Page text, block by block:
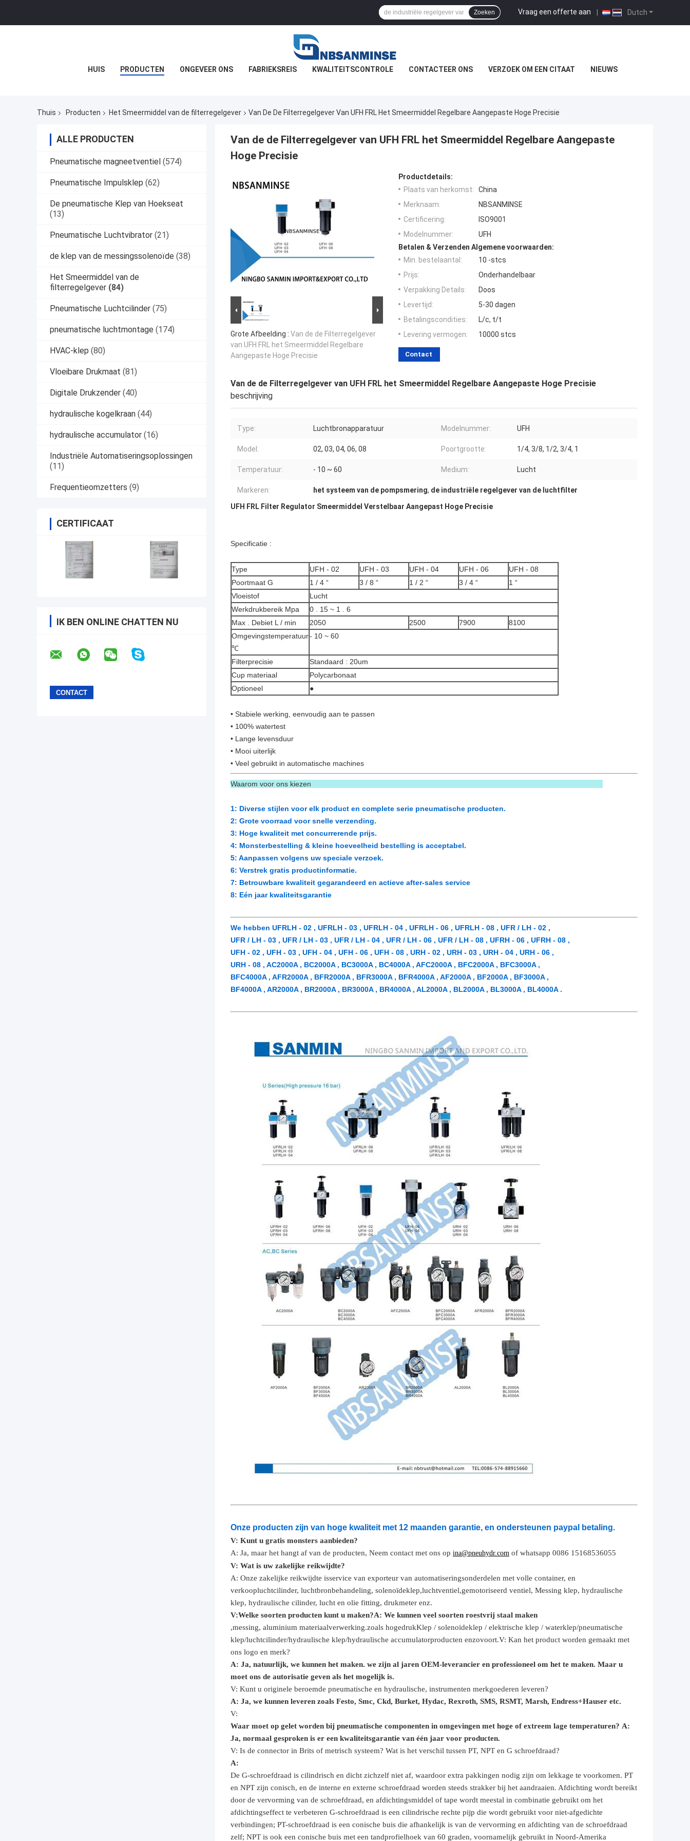
Dutch
Vraag een offerte aan |
Zoeken
HUIS PRODUCTEN ONGEVEER ONS FABRIEKSREIS KWALITEITSCONTROLE CONTACTEER ONS VERZOEK OM EEN CITAAT NIEUWS
Thuis Producten Het Smeermiddel van de filterregelgever Van De De Filterregelgever Van UFH FRL Het Smeermiddel Regelbare Aangepaste Hoge Precisie
ALLE PRODUCTEN
Pneumatische magneetventiel (574)
Pneumatische Impulsklep (62)
De pneumatische Klep van Hoekseat
(13)
Pneumatische Luchtvibrator (21)
de klep van de messingssolenoïde (38)
Het Smeermiddel van de
filterregelgever (84)
Pneumatische Luchtcilinder (75)
pneumatische luchtmontage (174)
HVAC-klep (80)
Vloeibare Drukmaat (81)
Digitale Drukzender (40)
hydraulische kogelkraan (44)
hydraulische accumulator (16)
Industriële Automatiseringsoplossingen
(11)
Frequentieomzetters (9)
CERTIFICAAT
IK BEN ONLINE CHATTEN NU
Van de de Filterregelgever van UFH FRL het Smeermiddel Regelbare Aangepaste
Hoge Precisie
Grote Afbeelding : Van de de Filterregelgever
van UFH FRL het Smeermiddel Regelbare
Aangepaste Hoge Precisie
Productdetails:
Plaats van herkomst:
China
Merknaam:
NBSANMINSE
Certificering:
ISO9001
Modelnummer:
UFH
Betalen & Verzenden Algemene voorwaarden:
Min. bestelaantal:
10 -stcs
Prijs:
Onderhandelbaar
Verpakking Details:
Doos
Levertijd:
5-30 dagen
Betalingscondities:
L/c, t/t
Levering vermogen:
10000 stcs
Contact
Van de de Filterregelgever van UFH FRL het Smeermiddel Regelbare Aangepaste Hoge Precisie
beschrijving
Type: Luchtbronapparatuur Modelnummer: UFH
Model: 02, 03, 04, 06, 08 Poortgrootte: 1/4, 3/8, 1/2, 3/4, 1
Temperatuur: - 10 ~ 60 Medium: Lucht
Markeren: het systeem van de pompsmering, de industriële regelgever van de luchtfilter
UFH FRL Filter Regulator Smeermiddel Verstelbaar Aangepast Hoge Precisie
Specificatie :
Type UFH - 02 UFH - 03 UFH - 04 UFH - 06
UFH - 08
Poortmaat G
1 / 4 “ 3 / 8 “ 1 / 2 “ 3 / 4 “
1 “
Vloeistof
Lucht
Werkdrukbereik Mpa
0 . 15 ~ 1 . 6
Max . Debiet L / min
2050 2500 7900
8100
Omgevingstemperatuur
℃
- 10 ~ 60
Filterprecisie
Standaard : 20um
Cup materiaal
Polycarbonaat
Optioneel
●
• Stabiele werking, eenvoudig aan te passen
• 100% watertest
• Lange levensduur
• Mooi uiterlijk
• Veel gebruikt in automatische machines
Waarom voor ons kiezen
1: Diverse stijlen voor elk product en complete serie pneumatische producten.
2: Grote voorraad voor snelle verzending.
3: Hoge kwaliteit met concurrerende prijs.
4: Monsterbestelling & kleine hoeveelheid bestelling is acceptabel.
5: Aanpassen volgens uw speciale verzoek.
6: Verstrek gratis productinformatie.
7: Betrouwbare kwaliteit gegarandeerd en actieve after-sales service
8: Eén jaar kwaliteitsgarantie
We hebben UFRLH - 02 , UFRLH - 03 , UFRLH - 04 , UFRLH - 06 , UFRLH - 08 , UFR / LH - 02 ,
UFR / LH - 03 , UFR / LH - 03 , UFR / LH - 04 , UFR / LH - 06 , UFR / LH - 08 , UFRH - 06 , UFRH - 08 ,
UFH - 02 , UFH - 03 , UFH - 04 , UFH - 06 , UFH - 08 , URH - 02 , URH - 03 , URH - 04 , URH - 06 ,
URH - 08 , AC2000A , BC2000A , BC3000A , BC4000A , AFC2000A , BFC2000A , BFC3000A ,
BFC4000A , AFR2000A , BFR2000A , BFR3000A , BFR4000A , AF2000A , BF2000A , BF3000A ,
BF4000A , AR2000A , BR2000A , BR3000A , BR4000A , AL2000A , BL2000A , BL3000A , BL4000A .
Onze producten zijn van hoge kwaliteit met 12 maanden garantie, en ondersteunen paypal betaling.
V: Kunt u gratis monsters aanbieden?
A: Ja, maar het hangt af van de producten, Neem contact met ons op ina@pneuhydr.com of whatsapp 0086 15168536055
V: Wat is uw zakelijke reikwijdte?
A: Onze zakelijke reikwijdte isservice van exporteur van automatiseringsonderdelen met volle container, en
verkoopluchtcilinder, luchtbronbehandeling, solenoïdeklep,luchtventiel,gemotoriseerd ventiel, Messing klep, hydraulische
klep, hydraulische cilinder, lucht en olie fitting, drukmeter enz.
V:Welke soorten producten kunt u maken?A: We kunnen veel soorten roestvrij staal maken
,messing, aluminium materiaalverwerking.zoals hogedrukKlep / solenoïdeklep / elektrische klep / waterklep/pneumatische
klep/luchtcilinder/hydraulische klep/hydraulische accumulatorproducten enzovoort.V: Kan het product worden gemaakt met
ons logo en merk?
A: Ja, natuurlijk, we kunnen het maken. we zijn al jaren OEM-leverancier en professioneel om het te maken. Maar u
moet ons de autorisatie geven als het mogelijk is.
V: Kunt u originele beroemde pneumatische en hydraulische, instrumenten merkgoederen leveren?
A: Ja, we kunnen leveren zoals Festo, Smc, Ckd, Burket, Hydac, Rexroth, SMS, RSMT, Marsh, Endress+Hauser etc.
V:
Waar moet op gelet worden bij pneumatische componenten in omgevingen met hoge of extreem lage temperaturen? A:
Ja, normaal gesproken is er een kwaliteitsgarantie van één jaar voor producten.
V: Is de connector in Brits of metrisch systeem? Wat is het verschil tussen PT, NPT en G schroefdraad?
A:
De G-schroefdraad is cilindrisch en dicht zichzelf niet af, waardoor extra pakkingen nodig zijn om lekkage te voorkomen. PT
en NPT zijn conisch, en de interne en externe schroefdraad worden steeds strakker bij het aandraaien. Afdichting wordt bereikt
door de vervorming van de schroefdraad, en afdichtingsmiddel of tape wordt meestal in combinatie gebruikt om het
afdichtingseffect te verbeteren G-schroefdraad is een cilindrische rechte pijp die wordt gebruikt voor niet-afgedichte
verbindingen; PT-schroefdraad is een conische buis die afhankelijk is van de vervorming en afdichting van de schroefdraad
zelf; NPT is ook een conische buis met een tandprofielhoek van 60 graden, voornamelijk gebruikt in Noord-Amerika